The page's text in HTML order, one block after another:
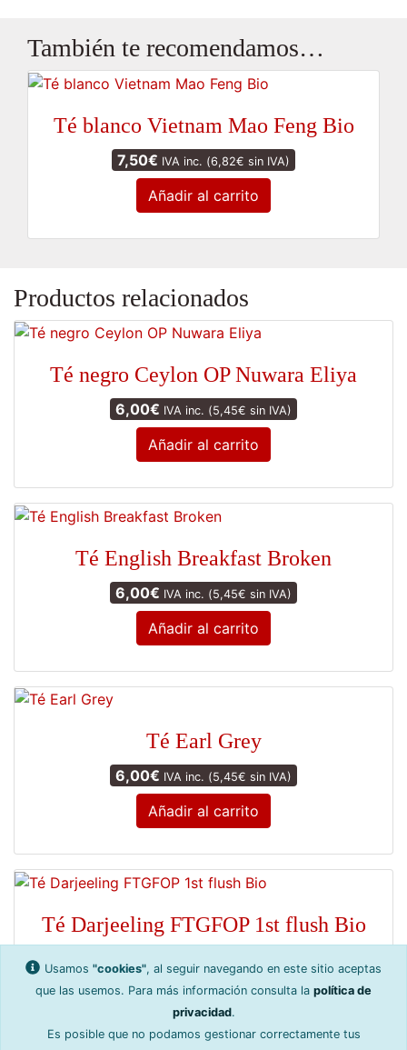
También te recomendamos…
Té blanco Vietnam Mao Feng Bio
7,50€ IVA inc. (6,82€ sin IVA)
Añadir al carrito
Productos relacionados
Té negro Ceylon OP Nuwara Eliya
6,00€ IVA inc. (5,45€ sin IVA)
Añadir al carrito
Té English Breakfast Broken
6,00€ IVA inc. (5,45€ sin IVA)
Añadir al carrito
Té Earl Grey
6,00€ IVA inc. (5,45€ sin IVA)
Añadir al carrito
Té Darjeeling FTGFOP 1st flush Bio
7,50 IVA inc. ( sin IVA)
Añadir al carrito
Usamos "cookies", al seguir navegando en este sitio aceptas
que las usemos. Para más información consulta la política de
privacidad.
Es posible que no podamos gestionar correctamente tus